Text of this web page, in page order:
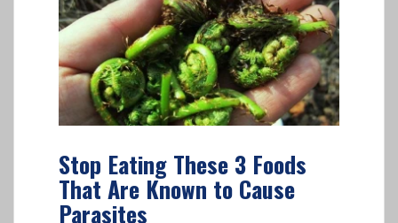
Stop Eating These 3 Foods
That Are Known to Cause
Parasites